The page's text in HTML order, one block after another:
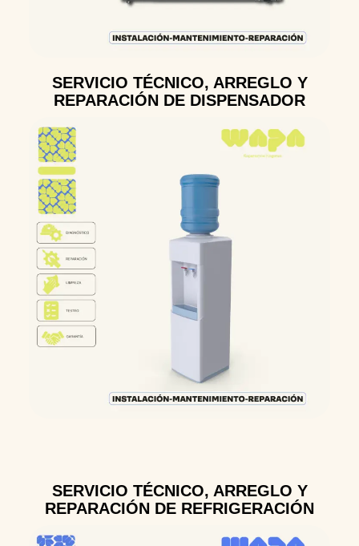
SERVICIO TÉCNICO, ARREGLO Y
REPARACIÓN DE DISPENSADOR
SERVICIO TÉCNICO, ARREGLO Y
REPARACIÓN DE REFRIGERACIÓN